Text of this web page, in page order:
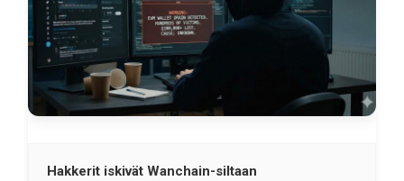
Hakkerit iskivät Wanchain-siltaan